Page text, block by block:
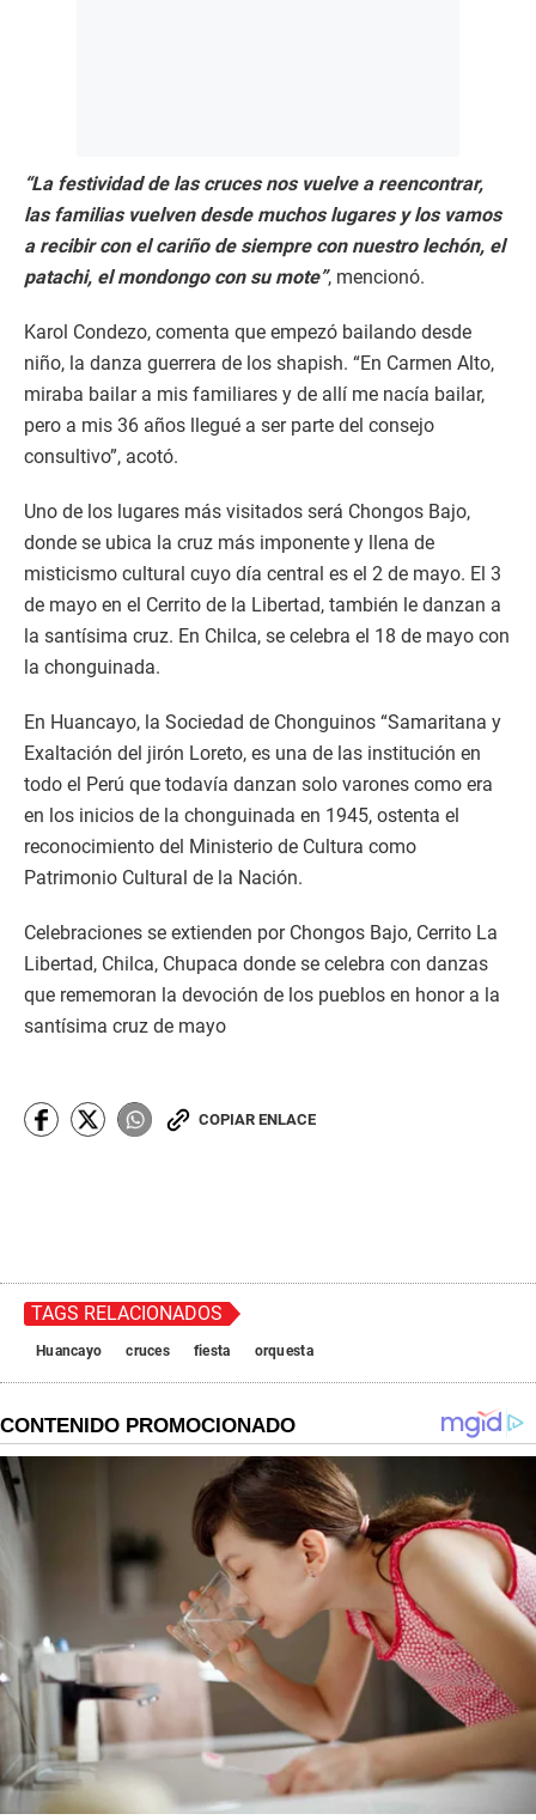
“La festividad de las cruces nos vuelve a reencontrar,
las familias vuelven desde muchos lugares y los vamos
a recibir con el cariño de siempre con nuestro lechón, el
patachi, el mondongo con su mote”, mencionó.
Karol Condezo, comenta que empezó bailando desde
niño, la danza guerrera de los shapish. “En Carmen Alto,
miraba bailar a mis familiares y de allí me nacía bailar,
pero a mis 36 años llegué a ser parte del consejo
consultivo”, acotó.
Uno de los lugares más visitados será Chongos Bajo,
donde se ubica la cruz más imponente y llena de
misticismo cultural cuyo día central es el 2 de mayo. El 3
de mayo en el Cerrito de la Libertad, también le danzan a
la santísima cruz. En Chilca, se celebra el 18 de mayo con
la chonguinada.
En Huancayo, la Sociedad de Chonguinos “Samaritana y
Exaltación del jirón Loreto, es una de las institución en
todo el Perú que todavía danzan solo varones como era
en los inicios de la chonguinada en 1945, ostenta el
reconocimiento del Ministerio de Cultura como
Patrimonio Cultural de la Nación.
Celebraciones se extienden por Chongos Bajo, Cerrito La
Libertad, Chilca, Chupaca donde se celebra con danzas
que rememoran la devoción de los pueblos en honor a la
santísima cruz de mayo
COPIAR ENLACE
TAGS RELACIONADOS
Huancayo cruces fiesta orquesta